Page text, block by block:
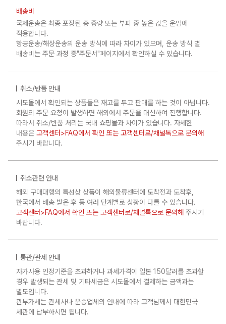
배송비
국제운송은 최종 포장된 총 중량 또는 부피 중 높은 값을 운임에
적용합니다.
항공운송/해상운송의 운송 방식에 따라 차이가 있으며, 운송 방식 별
배송비는 주문 과정 중"주문서"페이지에서 확인하실 수 있습니다.
취소/반품 안내
시도몰에서 확인되는 상품들은 재고를 두고 판매를 하는 것이 아닙니다.
회원의 주문 요청이 발생하면 해외에서 주문을 대신하여 진행합니다.
따라서 취소/반품 처리는 국내 쇼핑몰과 차이가 있습니다. 자세한
내용은 고객센터>FAQ에서 확인 또는 고객센터로/채널톡으로 문의해
주시기 바랍니다.
취소관련 안내
해외 구매대행의 특성상 상품이 해외물류센터에 도착전과 도착후,
한국에서 배송 받은 후 등 여러 단계별로 상황이 다를 수 있습니다.
고객센터>FAQ에서 확인 또는 고객센터로/채널톡으로 문의해 주시기
바랍니다.
통관/관세 안내
자가사용 인정기준을 초과하거나 과세가격이 일본 150달러를 초과할
경우 발생되는 관세 및 기타세금은 시도몰에서 결제하는 금액과는
별도입니다.
관부가세는 관세사나 운송업체의 안내에 따라 고객님께서 대한민국
세관에 납부하시면 됩니다.